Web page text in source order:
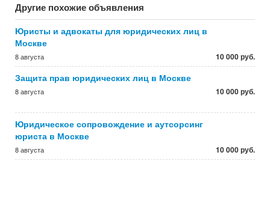
Другие похожие объявления
Юристы и адвокаты для юридических лиц в
Москве
8 августа 10 000 руб.
Защита прав юридических лиц в Москве
8 августа 10 000 руб.
Юридическое сопровождение и аутсорсинг
юриста в Москве
8 августа 10 000 руб.